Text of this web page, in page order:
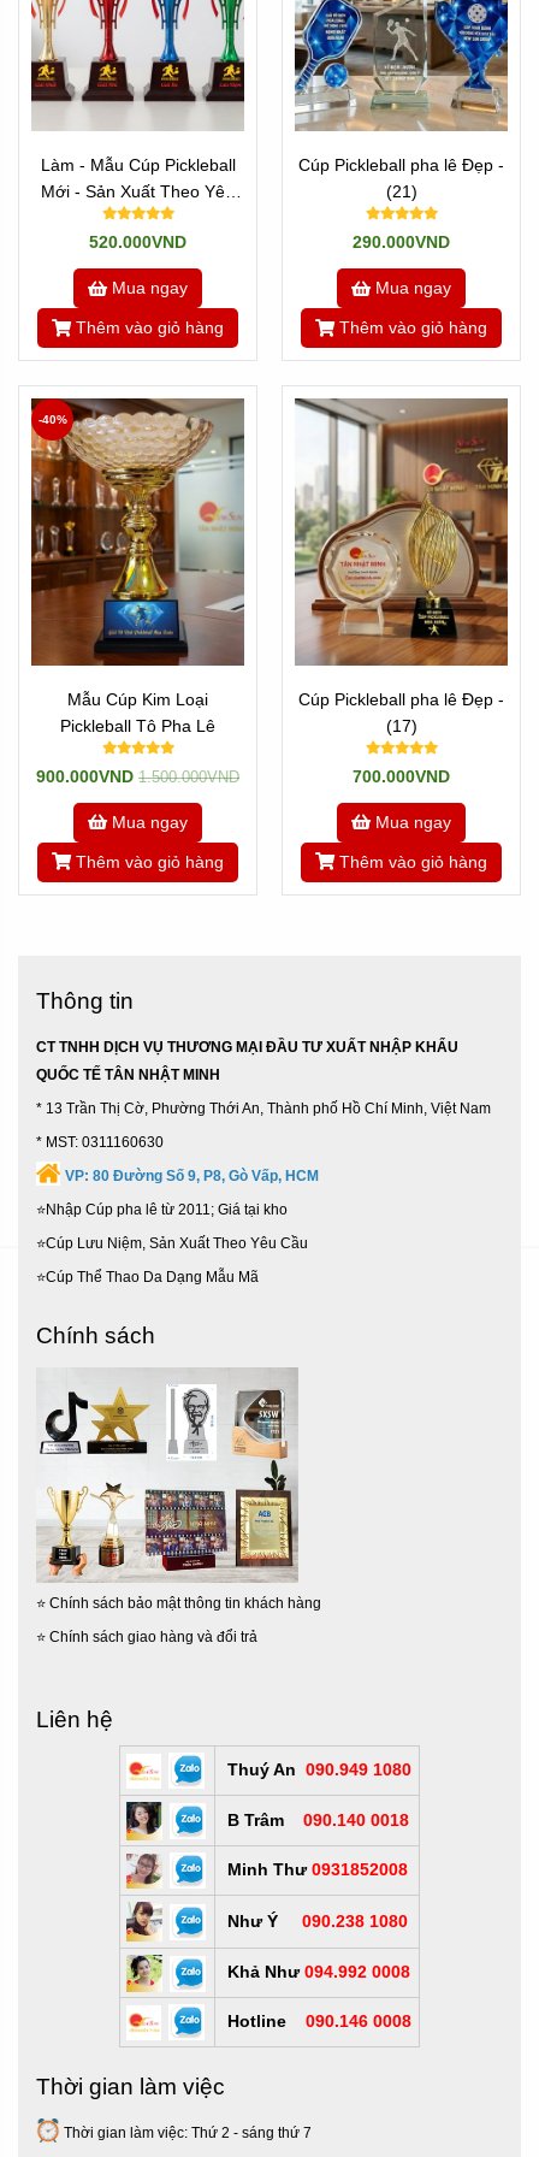
Làm - Mẫu Cúp Pickleball
Mới - Sản Xuất Theo Yêu
Cầu (18)
520.000VND
Mua ngay
Thêm vào giỏ hàng
Cúp Pickleball pha lê Đẹp -
(21)
290.000VND
Mua ngay
Thêm vào giỏ hàng
Mẫu Cúp Kim Loại
Pickleball Tô Pha Lê
900.000VND 1.500.000VND
-40%
Mua ngay
Thêm vào giỏ hàng
Cúp Pickleball pha lê Đẹp -
(17)
700.000VND
Mua ngay
Thêm vào giỏ hàng
Thông tin
CT TNHH DỊCH VỤ THƯƠNG MẠI ĐẦU TƯ XUẤT NHẬP KHẨU
QUỐC TẾ TÂN NHẬT MINH
* 13 Trần Thị Cờ, Phường Thới An, Thành phố Hồ Chí Minh, Việt Nam
* MST: 0311160630
VP: 80 Đường Số 9, P8, Gò Vấp, HCM
⭐Nhập Cúp pha lê từ 2011; Giá tại kho
⭐Cúp Lưu Niệm, Sản Xuất Theo Yêu Cầu
⭐Cúp Thể Thao Da Dạng Mẫu Mã
Chính sách
⭐ Chính sách bảo mật thông tin khách hàng
⭐ Chính sách giao hàng và đổi trả
Liên hệ
Thuý An 090.949 1080
B Trâm 090.140 0018
Minh Thư 0931852008
Như Ý 090.238 1080
Khả Như 094.992 0008
Hotline 090.146 0008
Thời gian làm việc
Thời gian làm việc: Thứ 2 - sáng thứ 7